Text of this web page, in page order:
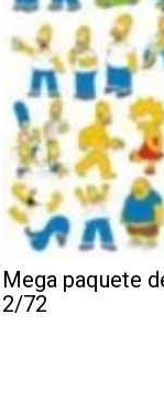
Mega paquete
2/72